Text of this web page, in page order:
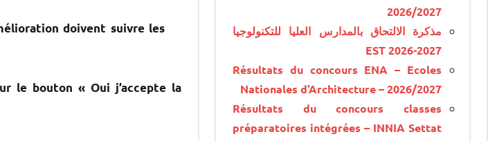
doivent suivre les
le bouton « Oui j’accepte la
2026/2027
مذكرة الالتحاق بالمدارس العليا للتكنولوجيا
EST 2026-2027
Résultats du concours ENA – Ecoles
Nationales d’Architecture – 2026/2027
Résultats du concours classes
préparatoires intégrées – INNIA Settat